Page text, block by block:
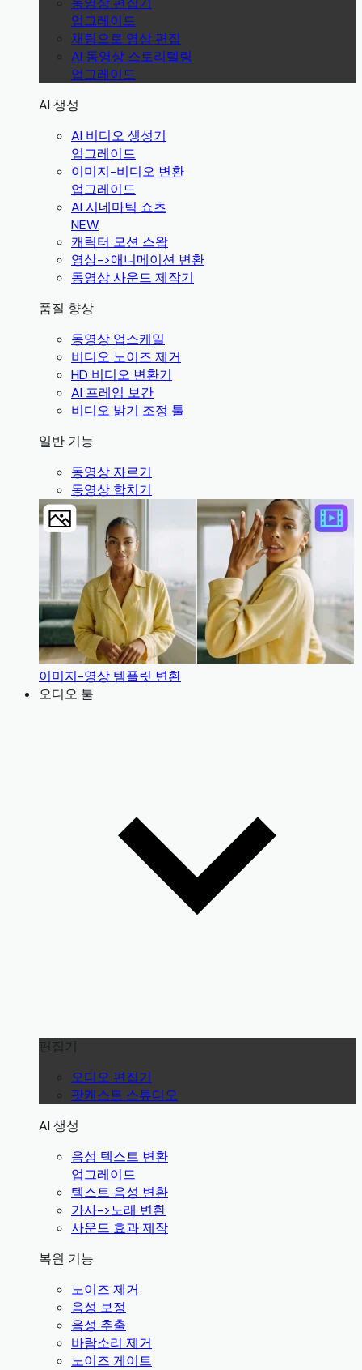
업그레이드
채팅으로 영상 편집
AI 동영상 스토리텔링
업그레이드
AI 생성
AI 비디오 생성기
업그레이드
이미지-비디오 변환
업그레이드
AI 시네마틱 쇼츠
NEW
캐릭터 모션 스왑
영상->애니메이션 변환
동영상 사운드 제작기
품질 향상
동영상 업스케일
비디오 노이즈 제거
HD 비디오 변환기
AI 프레임 보간
비디오 밝기 조정 툴
일반 기능
동영상 자르기
동영상 합치기
이미지-영상 템플릿 변환
오디오 툴
편집기
오디오 편집기
팟캐스트 스튜디오
AI 생성
음성 텍스트 변환
업그레이드
텍스트 음성 변환
가사->노래 변환
사운드 효과 제작
복원 기능
노이즈 제거
음성 보정
음성 추출
바람소리 제거
노이즈 게이트